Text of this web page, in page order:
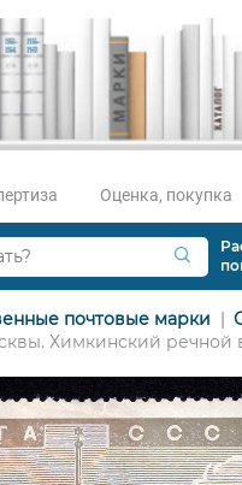
Оценка, покупка
почтовые марки
Химкинский речной